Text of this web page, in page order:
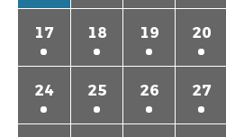
17 18 19 20
24 25 26 27